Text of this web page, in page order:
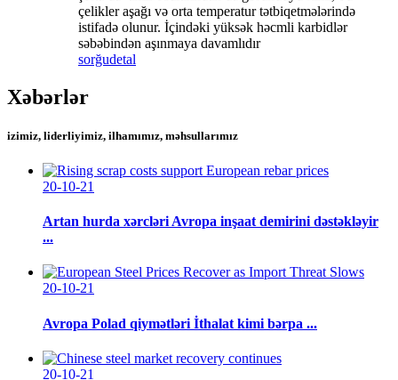
çelikler aşağı və orta temperatur tətbiqetmələrində
istifadə olunur. İçindəki yüksək həcmli karbidlər
səbəbindən aşınmaya davamlıdır
sorğudetal
Xəbərlər
izimiz, liderliyimiz, ilhamımız, məhsullarımız
20-10-21
Artan hurda xərcləri Avropa inşaat demirini dəstəkləyir
...
20-10-21
Avropa Polad qiymətləri İthalat kimi bərpa ...
20-10-21